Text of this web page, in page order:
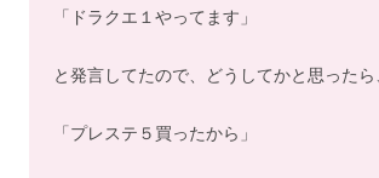
「ドラクエ１やってます」
と発言してたので、どうしてかと思ったら
「プレステ５買ったから」